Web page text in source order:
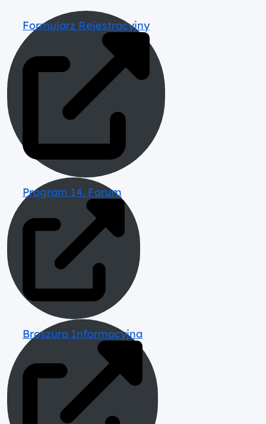
Formularz Rejestracyjny
Program 14. Forum
Broszura Informacyjna